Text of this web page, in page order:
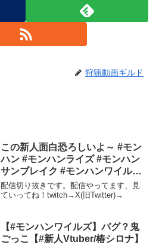
狩猟動画ギルド
この新人面白恐ろしいよ～ #モン
ハン #モンハンライズ #モンハン
サンブレイク #モンハンワイルズ
#ゲーム実況 #ゲーム #shorts
配信切り抜きです。配信やってます、見
ていってね！twitch→X(旧Twitter)→
【#モンハンワイルズ】バグ？鬼
ごっこ【#新人Vtuber/椿シロナ】